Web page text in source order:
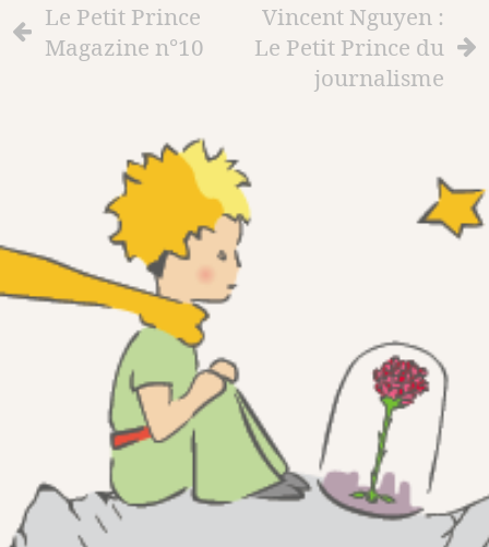
Le Petit Prince
Magazine n°10
Vincent Nguyen :
Le Petit Prince du
journalisme